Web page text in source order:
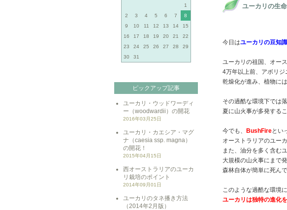
1
2
3 4 5 6 7
8
9
10 11 12 13 14
15
16
17 18 19 20 21
22
23
24 25 26 27 28
29
30
31
ピックアップ記事
ユーカリ・ウッドワーディ
ー（woodwardii）の開花
2016年03月25日
ユーカリ・カエシア・マグ
ナ（caesia ssp. magna）
の開花！
2015年04月15日
西オーストラリアのユーカ
リ栽培のポイント
2014年09月01日
ユーカリのタネ播き方法
（2014年2月版）
ユーカリの生
今日はユーカリの豆知
ユーカリの祖国、オー
4万年以上前、アボリジ
乾燥化が進み、植物に
その過酷な環境下では
夏に山火事が多発する
今でも、 BushFireとい
オーストラリアのユー
また、油分を多く含む
大規模の山火事にまで発
森林自体が簡単に死ん
このような過酷な環境
ユーカリは独特の進化